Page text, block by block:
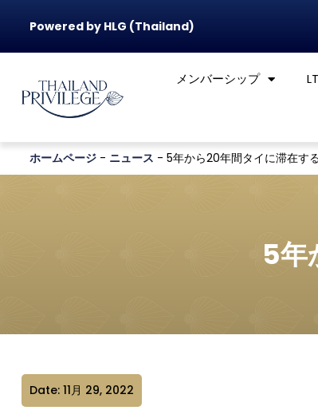
Powered by HLG (Thailand)
メンバーシップ
ホームページ - ニュース - 5年から20年間タイに滞在す
5年
Date: 11月 29, 2022